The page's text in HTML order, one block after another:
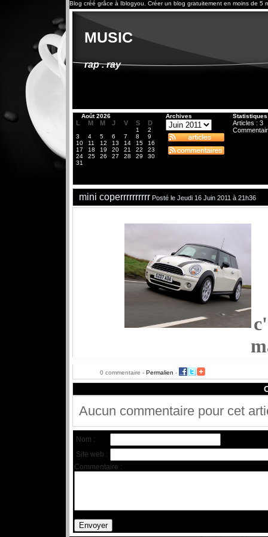
Blog créé grâce à Iblogyou Créer un blog gratuitement en moins de 5
music
rap . ray
Août 2026
L M M J V S D
1
2
3
4 5 6 7 8
9
10
11 12 13 14 15
16
17
18 19 20 21 22
23
24
25 26 27 28 29
30
31
Archives Statistiques
Articles : 3
mini coperrrrrrrrrr Posté le Jeudi 16 Juin 2011 à 21h36
0 commentaire - Permalien -
Aucun commentaire pour cet
Nom :
Site web :
Commentaire :